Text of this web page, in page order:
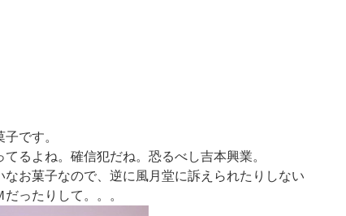
です。
るよね。確信犯だね。恐るべし吉本興業。
なお菓子なので、逆に風月堂に訴えられたりしない
ったりして。。。